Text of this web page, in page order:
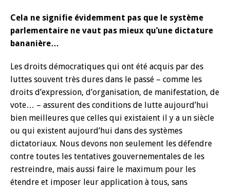
Cela ne signifie évidemment pas que le système
parlementaire ne vaut pas mieux qu’une dictature
bananière…
Les droits démocratiques qui ont été acquis par des
luttes souvent très dures dans le passé – comme les
droits d’expression, d’organisation, de manifestation, de
vote… – assurent des conditions de lutte aujourd’hui
bien meilleures que celles qui existaient il y a un siècle
ou qui existent aujourd’hui dans des systèmes
dictatoriaux. Nous devons non seulement les défendre
contre toutes les tentatives gouvernementales de les
restreindre, mais aussi faire le maximum pour les
étendre et imposer leur application à tous, sans